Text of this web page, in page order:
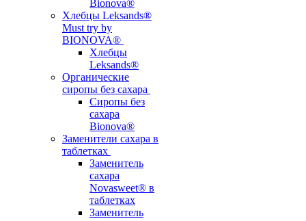
Bionova®
Хлебцы Leksands®
Must try by
BIONOVA®
Хлебцы
Leksands®
Органические
сиропы без сахара
Сиропы без
сахара
Bionova®
Заменители сахара в
таблетках
Заменитель
сахара
Novasweet® в
таблетках
Заменитель